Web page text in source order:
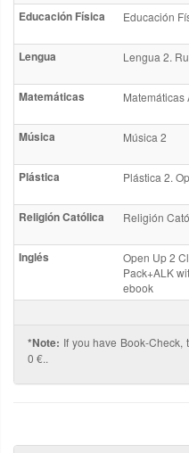
Educación Física Educación
Lengua Lengua 2.
Matemáticas Matemáticas
Música Música 2
Plástica Plástica 2.
Religión Católica Religión
Inglés
Open Up 2
Pack+ALK
ebook
*Note: If you have Book-
0 €..